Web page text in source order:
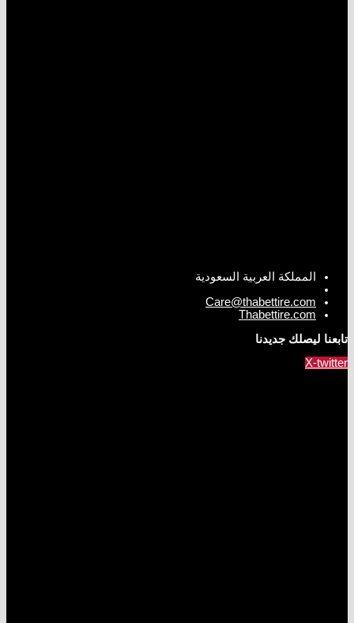
المملكة العربية السعودية
Care@thabettire.com
Thabettire.com
تابعنا ليصلك جديدنا
X-twitter